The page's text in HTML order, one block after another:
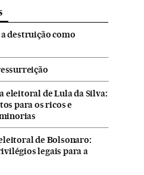
destruição como
eleitoral de Lula da Silva:
para os ricos e
de Bolsonaro:
legais para a